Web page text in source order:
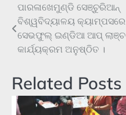
Post
navigation
ପାରଳାଖେମୁଣ୍ଡି ସେଞ୍ଚୁରିଆନ୍
ବିଶ୍ୱବିଦ୍ୟାଳୟ କ୍ୟାମ୍ପସରେ
ସେଭଫୁଲ୍ ଇଣ୍ଡିଆ ଆପ୍ ଲାଞ୍ଚ
କାର୍ଯ୍ୟକ୍ରମ ଅନୁଷ୍ଠିତ ।
Related Posts